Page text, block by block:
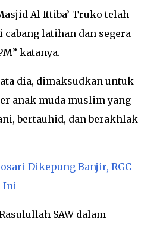
Al Ittiba’ Truko telah
latihan dan segera
katanya.
dia, dimaksudkan untuk
anak muda muslim yang
bertauhid, dan berakhlak
Dikepung Banjir, RGC
Ini
SAW dalam